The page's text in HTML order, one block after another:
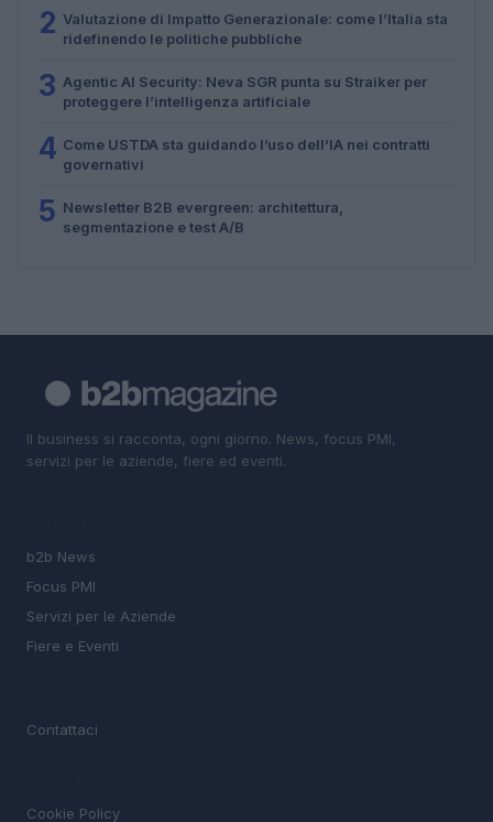
2 Valutazione di Impatto Generazionale: come l’Italia sta
ridefinendo le politiche pubbliche
3 Agentic AI Security: Neva SGR punta su Straiker per
proteggere l’intelligenza artificiale
4 Come USTDA sta guidando l’uso dell’IA nei contratti
governativi
5 Newsletter B2B evergreen: architettura,
segmentazione e test A/B
Il business si racconta, ogni giorno. News, focus PMI,
servizi per le aziende, fiere ed eventi.
b2b News
Focus PMI
Servizi per le Aziende
Fiere e Eventi
Contattaci
Cookie Policy